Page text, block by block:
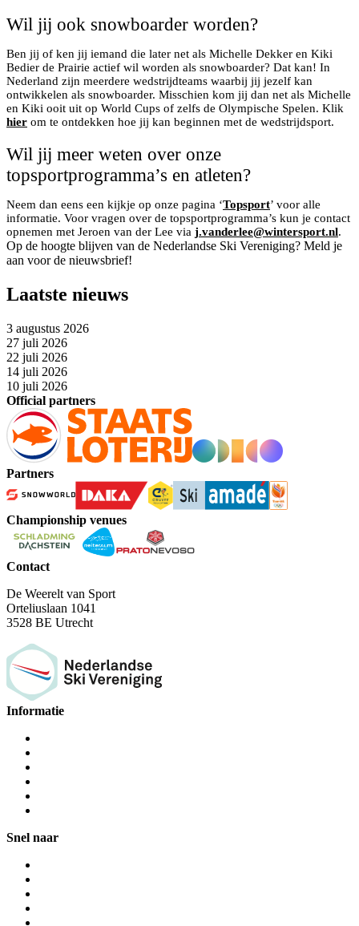
Wil jij ook snowboarder worden?
Ben jij of ken jij iemand die later net als Michelle Dekker en Kiki
Bedier de Prairie actief wil worden als snowboarder? Dat kan! In
Nederland zijn meerdere wedstrijdteams waarbij jij jezelf kan
ontwikkelen als snowboarder. Misschien kom jij dan net als Michelle
en Kiki ooit uit op World Cups of zelfs de Olympische Spelen. Klik
hier om te ontdekken hoe jij kan beginnen met de wedstrijdsport.
Wil jij meer weten over onze
topsportprogramma’s en atleten?
Neem dan eens een kijkje op onze pagina ‘Topsport’ voor alle
informatie. Voor vragen over de topsportprogramma’s kun je contact
opnemen met Jeroen van der Lee via j.vanderlee@wintersport.nl.
Op de hoogte blijven van de Nederlandse Ski Vereniging? Meld je
aan voor de nieuwsbrief!
Laatste nieuws
3 augustus 2026
27 juli 2026
22 juli 2026
14 juli 2026
10 juli 2026
Official partners
Partners
Championship venues
Contact
De Weerelt van Sport
Orteliuslaan 1041
3528 BE Utrecht
Informatie
Snel naar